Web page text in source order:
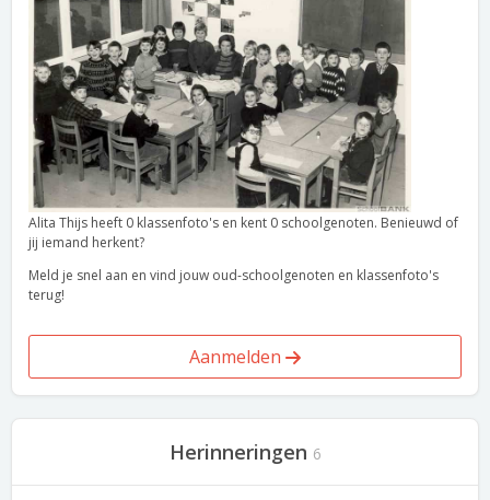
Alita Thijs heeft 0 klassenfoto's en kent 0 schoolgenoten. Benieuwd of
jij iemand herkent?
Meld je snel aan en vind jouw oud-schoolgenoten en klassenfoto's
terug!
Aanmelden
Herinneringen 6